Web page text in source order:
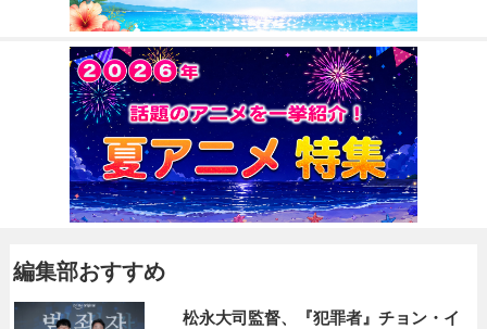
編集部おすすめ
松永大司監督、『犯罪者』チョン・イ